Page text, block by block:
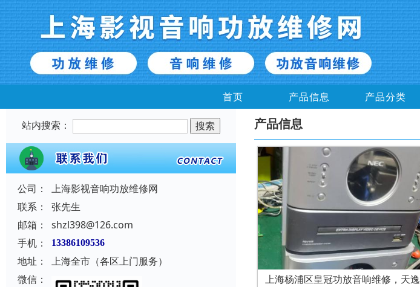
首页 产品信息 产品分类
站内搜索：
公司：
上海影视音响功放维修网
联系：
张先生
邮箱：
shzl398@126.com
手机：
13386109536
地址：
上海全市（各区上门服务）
微信：
产品信息
上海杨浦区皇冠功放音响维修，天逸